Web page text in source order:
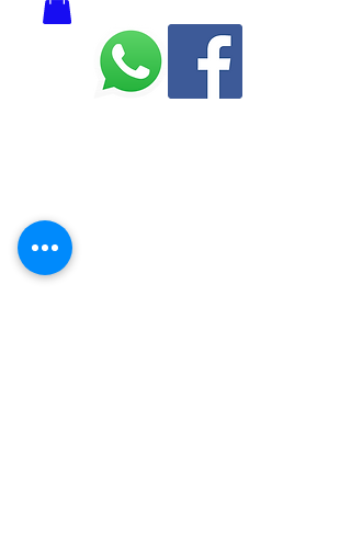
Agréments : Jarry -n°097138/2022 / La
marina -n°097142/202